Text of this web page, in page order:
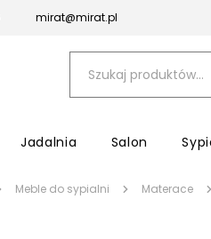
mirat@mirat.pl
Jadalnia Salon
Meble do sypialni Materace